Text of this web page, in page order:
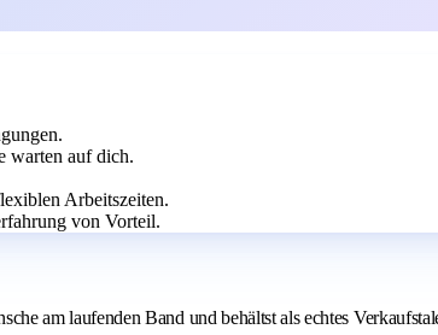
warten auf dich.
Arbeitszeiten.
von Vorteil.
am laufenden Band und behältst als echtes